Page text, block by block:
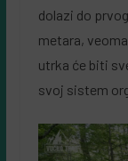
dolazi do
metara,
utrka će biti
svoj sistem